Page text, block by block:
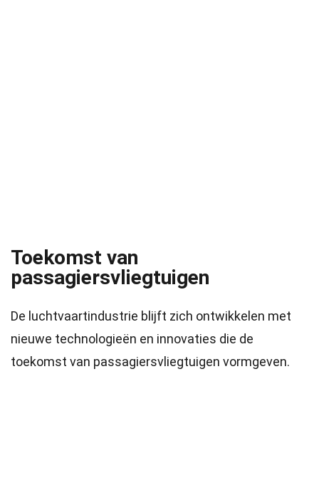
Toekomst van
passagiersvliegtuigen
De luchtvaartindustrie blijft zich ontwikkelen met
nieuwe technologieën en innovaties die de
toekomst van passagiersvliegtuigen vormgeven.